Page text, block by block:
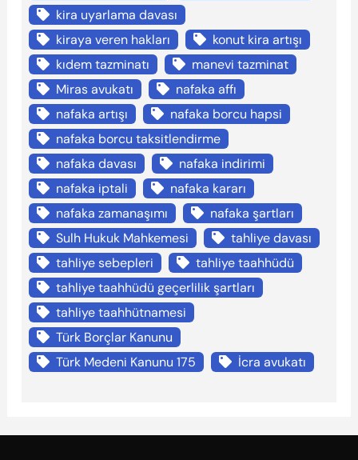
kira uyarlama davası
kiraya veren hakları
konut kira artışı
kıdem tazminatı
manevi tazminat
Miras avukatı
nafaka affı
nafaka artışı
nafaka borcu hapsi
nafaka borcu taksitlendirme
nafaka davası
nafaka indirimi
nafaka iptali
nafaka kararı
nafaka zamanaşımı
nafaka şartları
Sulh Hukuk Mahkemesi
tahliye davası
tahliye sebepleri
tahliye taahhüdü
tahliye taahhüdü geçerlilik şartları
tahliye taahhütnamesi
Türk Borçlar Kanunu
Türk Medeni Kanunu 175
İcra avukatı